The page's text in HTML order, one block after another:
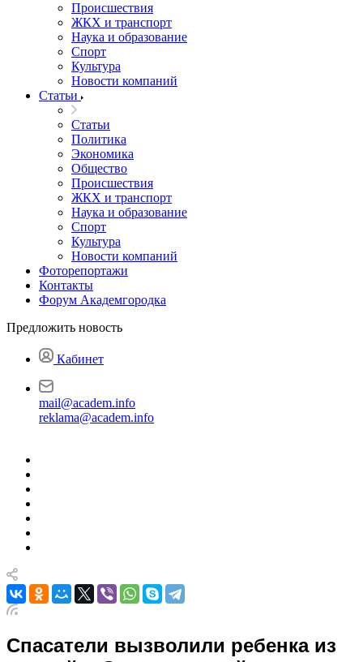
Происшествия
ЖКХ и транспорт
Наука и образование
Спорт
Культура
Новости компаний
Статьи
Статьи
Политика
Экономика
Общество
Происшествия
ЖКХ и транспорт
Наука и образование
Спорт
Культура
Новости компаний
Фоторепортажи
Контакты
Форум Академгородка
Предложить новость
Кабинет
mail@academ.info
reklama@academ.info
Спасатели вызволили ребенка из